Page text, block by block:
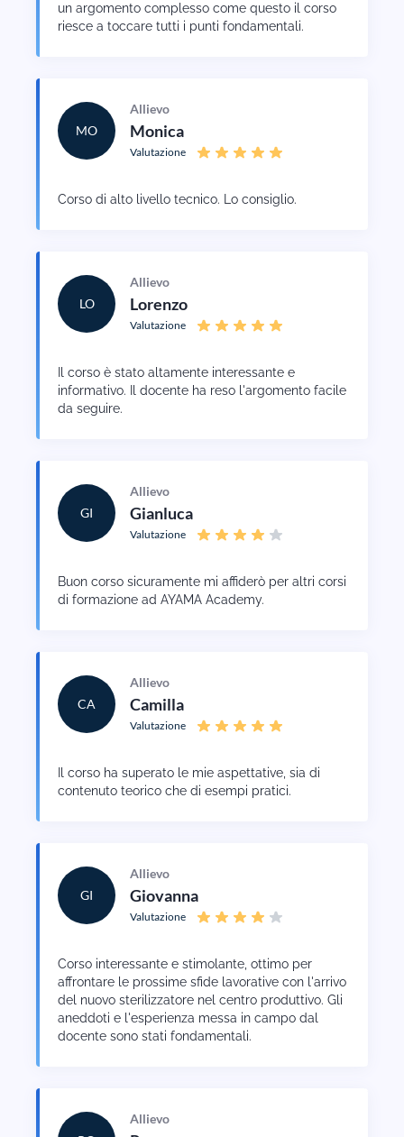
un argomento complesso come questo il corso
riesce a toccare tutti i punti fondamentali.
MO
Allievo
Monica
Valutazione
Corso di alto livello tecnico. Lo consiglio.
LO
Allievo
Lorenzo
Valutazione
Il corso è stato altamente interessante e
informativo. Il docente ha reso l'argomento facile
da seguire.
GI
Allievo
Gianluca
Valutazione
Buon corso sicuramente mi affiderò per altri corsi
di formazione ad AYAMA Academy.
CA
Allievo
Camilla
Valutazione
Il corso ha superato le mie aspettative, sia di
contenuto teorico che di esempi pratici.
GI
Allievo
Giovanna
Valutazione
Corso interessante e stimolante, ottimo per
affrontare le prossime sfide lavorative con l'arrivo
del nuovo sterilizzatore nel centro produttivo. Gli
aneddoti e l'esperienza messa in campo dal
docente sono stati fondamentali.
Allievo